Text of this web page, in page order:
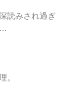
読みされ過ぎ
。